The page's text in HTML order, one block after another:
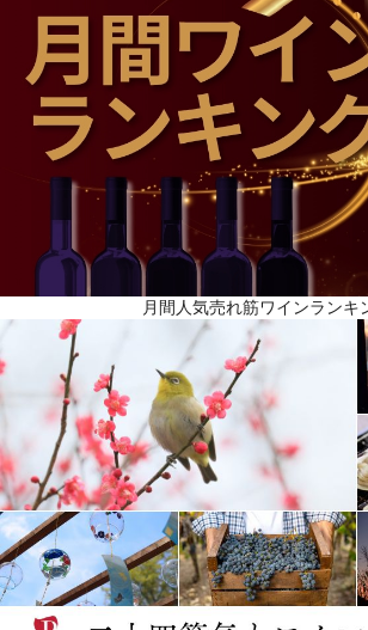
月間人気売れ筋ワインランキ